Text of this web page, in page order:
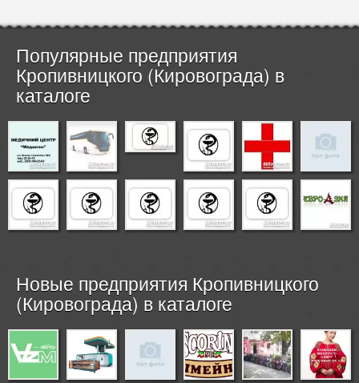
Популярные предприятия
Кропивницкого (Кировограда) в
каталоге
Новые предприятия Кропивницкого
(Кировограда) в каталоге